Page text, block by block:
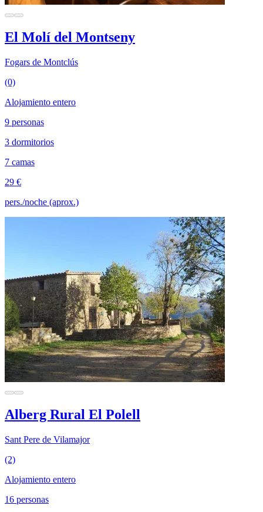
El Molí del Montseny
Fogars de Montclús
(0)
Alojamiento entero
9 personas
3 dormitorios
7 camas
29 €
pers./noche (aprox.)
Alberg Rural El Polell
Sant Pere de Vilamajor
(2)
Alojamiento entero
16 personas